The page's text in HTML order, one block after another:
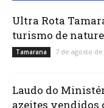
Ultra Rota
turismo de
Tamarana 7 de agosto de
Laudo do
azeites